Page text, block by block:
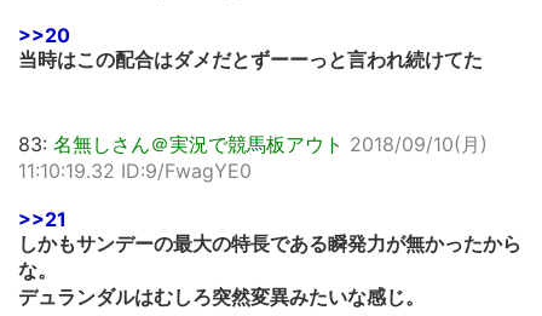
>>20
当時はこの配合はダメだとずーーっと言われ続けてた
83: 名無しさん＠実況で競馬板アウト 2018/09/10(月)
11:10:19.32 ID:9/FwagYE0
>>21
しかもサンデーの最大の特長である瞬発力が無かったから
な。
デュランダルはむしろ突然変異みたいな感じ。